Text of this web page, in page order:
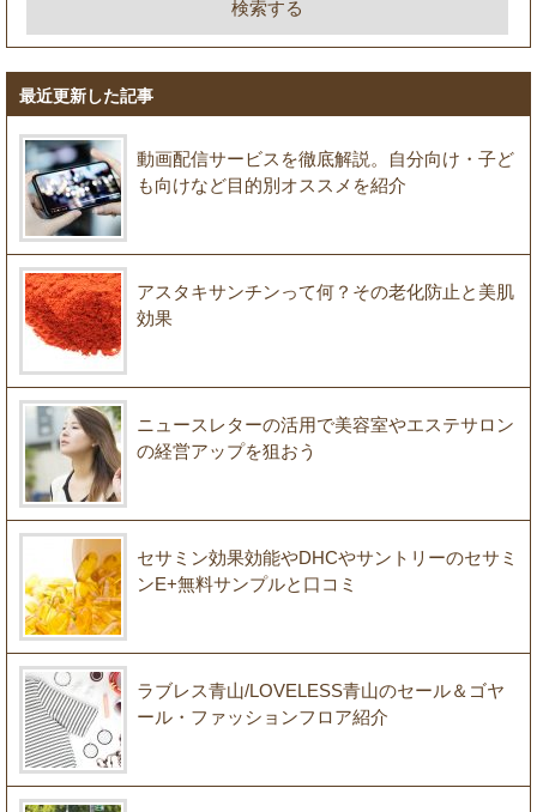
最近更新した記事
動画配信サービスを徹底解説。自分向け・子ど
も向けなど目的別オススメを紹介
アスタキサンチンって何？その老化防止と美肌
効果
ニュースレターの活用で美容室やエステサロン
の経営アップを狙おう
セサミン効果効能やDHCやサントリーのセサミ
ンE+無料サンプルと口コミ
ラブレス青山/LOVELESS青山のセール＆ゴヤ
ール・ファッションフロア紹介